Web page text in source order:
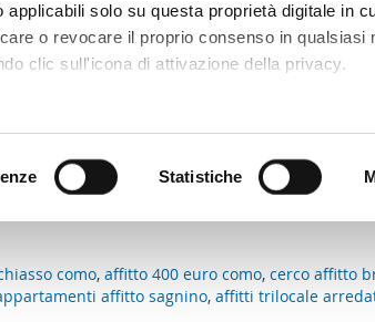
solo su questa proprietà digitale in
o revocare il proprio consenso in qualsiasi
clic sull'icona di attivazione della privacy.
attivamente alla ricerca di
contenuti ed annunci, per fornire
Statistiche
ai tuoi criteri di ricerca.
como, affitto 400 euro como, cerco affitto
affitto sagnino, affitti trilocale